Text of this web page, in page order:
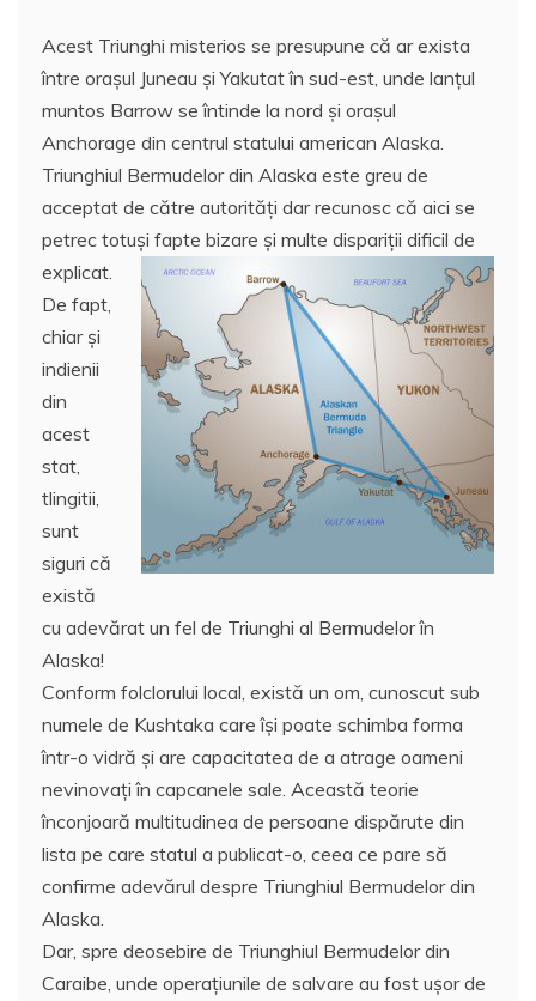
o
o
k
p
p
a
z
ă
Acest Triunghi misterios se presupune că ar exista
între orașul Juneau și Yakutat în sud-est, unde lanțul
muntos Barrow se întinde la nord și orașul
Anchorage din centrul statului american Alaska.
Triunghiul Bermudelor din Alaska este greu de
acceptat de către autorităţi dar recunosc că aici se
petrec totuşi fapte bizare şi multe dispariţii dificil de
explicat.
De fapt,
chiar și
indienii
din
acest
stat,
tlingitii,
sunt
siguri că
există
cu adevărat un fel de Triunghi al Bermudelor în
Alaska!
Conform folclorului local, există un om, cunoscut sub
numele de Kushtaka care îşi poate schimba forma
într-o vidră și are capacitatea de a atrage oameni
nevinovați în capcanele sale. Această teorie
înconjoară multitudinea de persoane dispărute din
lista pe care statul a publicat-o, ceea ce pare să
confirme adevărul despre Triunghiul Bermudelor din
Alaska.
Dar, spre deosebire de Triunghiul Bermudelor din
Caraibe, unde operațiunile de salvare au fost ușor de